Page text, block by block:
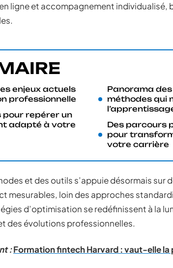
ligne et accompagnement individualisé,
enjeux actuels
professionnelle
pour repérer un
adapté à votre
Panorama
méthodes qui
Des parcours
pour
votre carrière
et des outils s’appuie désormais sur
mesurables, loin des approches
d’optimisation se redéfinissent à la
des évolutions professionnelles.
:Formation fintech Harvard : vaut-elle la